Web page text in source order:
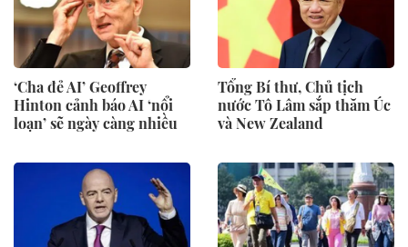
‘Cha đẻ AI’ Geoffrey
Hinton cảnh báo AI ‘nổi
loạn’ sẽ ngày càng nhiều
Tổng Bí thư, Chủ tịch
nước Tô Lâm sắp thăm Úc
và New Zealand